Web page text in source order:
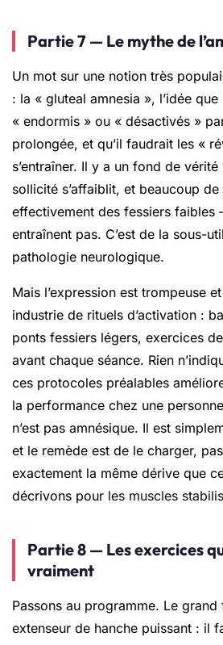
Partie 7 — Le mythe de
Un mot sur une notion très
: la « gluteal amnesia », l’idée
« endormis » ou « désactivés »
prolongée, et qu’il faudrait les «
s’entraîner. Il y a un fond de
sollicité s’affaiblit, et beaucoup
effectivement des fessiers faibles
entraînent pas. C’est de la sous-
pathologie neurologique.
Mais l’expression est trompeuse
industrie de rituels d’activation :
ponts fessiers légers, exercices
avant chaque séance. Rien
ces protocoles préalables
la performance chez une
n’est pas amnésique. Il est
et le remède est de le charger,
exactement la même dérive que
décrivons pour les muscles
Partie 8 — Les exercices
vraiment
Passons au programme. Le grand
extenseur de hanche puissant : il